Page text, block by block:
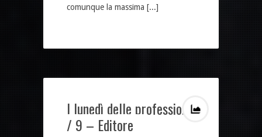
comunque la massima [...]
I lunedì delle professioni
/ 9 – Editore